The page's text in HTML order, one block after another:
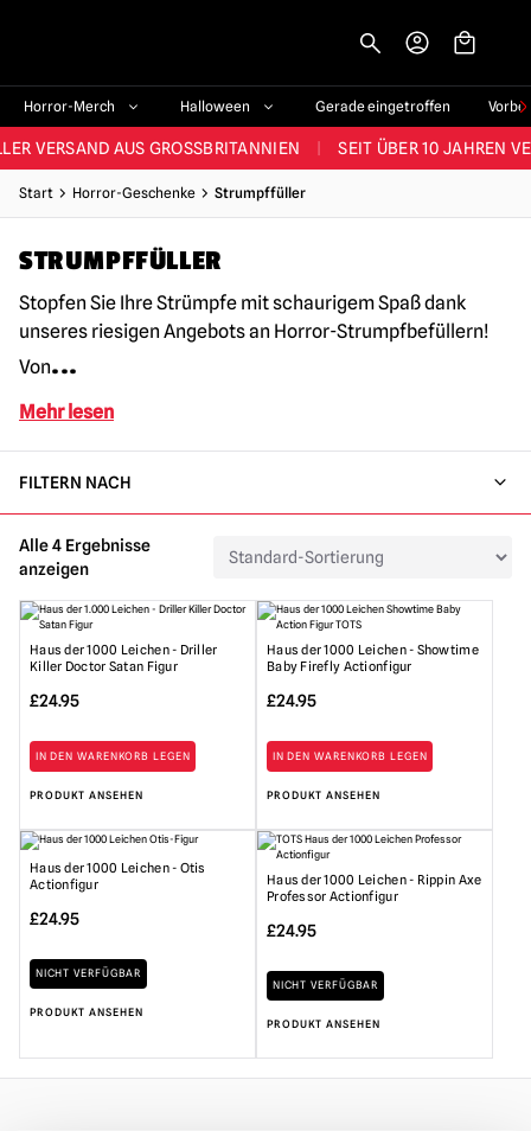
Horror-Merch Halloween Gerade eingetroffen
SORTIMENT IM VEREINIGTEN KÖNIGREICH | ÜBER 60.000
VERSAND AUS GROSSBRITANNIEN SEIT ÜBER 10 JAHREN
JEDE WOCHE NEUE HORROR-FANARTIKEL
SORTIMENT IM VEREINIGTEN KÖNIGREICH
Start Horror-Geschenke Strumpffüller
STRUMPFFÜLLER
Stopfen Sie Ihre Strümpfe mit schaurigem Spaß dank
unseres riesigen Angebots an Horror-Strumpfbefüllern!
Von...
Mehr lesen
FILTERN NACH
Alle 4 Ergebnisse
anzeigen
Haus der 1000 Leichen - Driller
Killer Doctor Satan Figur
£24.95
IN DEN WARENKORB LEGEN
PRODUKT ANSEHEN
Haus der 1000 Leichen - Showtime
Baby Firefly Actionfigur
£24.95
IN DEN WARENKORB LEGEN
PRODUKT ANSEHEN
Haus der 1000 Leichen - Otis
Actionfigur
£24.95
NICHT VERFÜGBAR
PRODUKT ANSEHEN
Haus der 1000 Leichen - Rippin Axe
Professor Actionfigur
£24.95
NICHT VERFÜGBAR
PRODUKT ANSEHEN